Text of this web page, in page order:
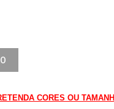
CORES OU